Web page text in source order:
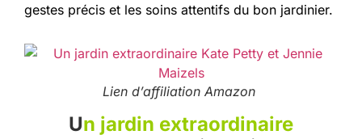
gestes précis et les soins attentifs du bon jardinier.
Lien d’affiliation Amazon
Un jardin extraordinaire